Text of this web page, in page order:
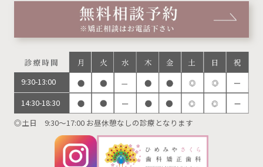
9:30-13:00
14:30-18:30
◎土日 9:30～17:00 お昼休憩なしの診療となります